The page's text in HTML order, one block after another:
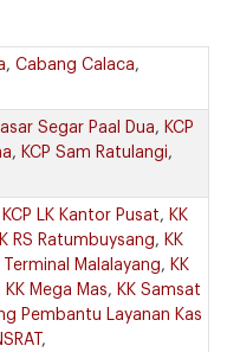
, Cabang Calaca,
Segar Paal Dua, KCP
, KCP Sam Ratulangi,
KCP LK Kantor Pusat, KK
RS Ratumbuysang, KK
Terminal Malalayang, KK
KK Mega Mas, KK Samsat
Pembantu Layanan Kas
,